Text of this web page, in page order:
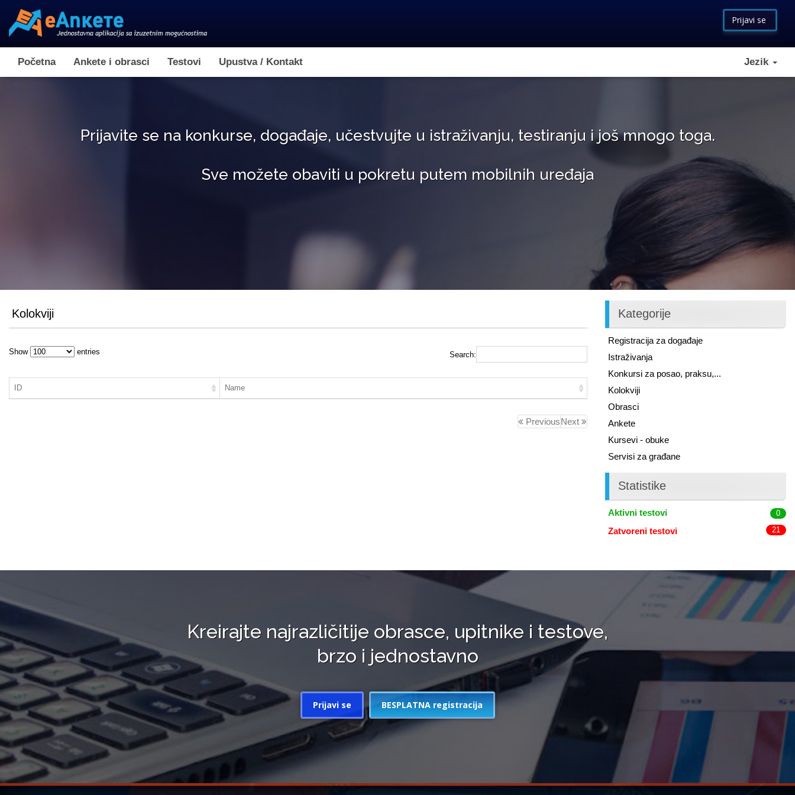
Prijavi se
Početna Ankete i obrasci Testovi Upustva / Kontakt Jezik
Prijavite se na konkurse, događaje, učestvujte u istraživanju, testiranju i još mnogo toga.
Sve možete obaviti u pokretu putem mobilnih uređaja
Kolokviji
Show entries Search:
ID Name
PreviousNext
Kategorije
Registracija za događaje
Istraživanja
Konkursi za posao, praksu,...
Kolokviji
Obrasci
Ankete
Kursevi - obuke
Servisi za građane
Statistike
Aktivni testovi 0
Zatvoreni testovi 21
Kreirajte najrazličitije obrasce, upitnike i testove,
brzo i jednostavno
Prijavi se BESPLATNA registracija